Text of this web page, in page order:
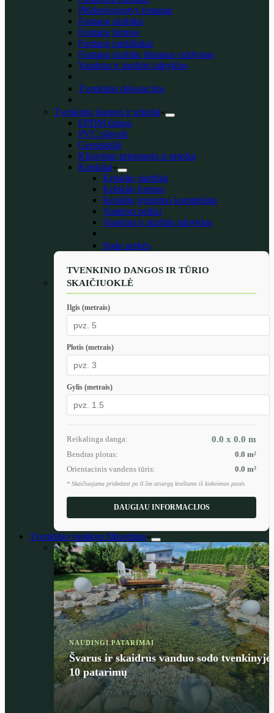
Plūduriuojantys fontanai
Fontanų siurbliai
Fontanų formos
Fontanų purkštukai
Fontanų siurblių išmanus valdymas
Vandens ir siurblio talpyklos
Tvenkinio dekoracijos
Tvenkinių dangos ir priedai
EPDM danga
PVC plėvelė
Geotekstilė
Klijavimo priemonės ir priedai
Kriokliai
Krioklių siurbliai
Krioklių formos
Krioklių įrengimo komplektai
Vandens peiliai
Vandens ir siurblio talpyklos
Sodo prekės
TVENKINIO DANGOS IR TŪRIO
SKAIČIUOKLĖ
Ilgis (metrais)
Plotis (metrais)
Gylis (metrais)
Reikalinga danga: 0.0 x 0.0 m
Bendras plotas: 0.0 m²
Orientacinis vandens tūris:
0.0 m³
* Skaičiuojama pridedant po 0.5m atsargą kraštams iš kiekvienos pusės.
DAUGIAU INFORMACIJOS
Tvenkinio vandens filtravimas
NAUDINGI PATARIMAI
Švarus ir skaidrus vanduo sodo tvenkinyje:
10 patarimų